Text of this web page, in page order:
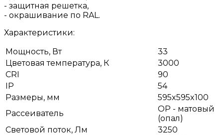
- защитная решетка,
- окрашивание по RAL.
Характеристики:
Мощность, Вт
33
Цветовая температура, К
3000
CRI
90
IP
54
Размеры, мм
595x595x100
Рассеиватель
OP - матовый
(опал)
Световой поток, Лм
3250